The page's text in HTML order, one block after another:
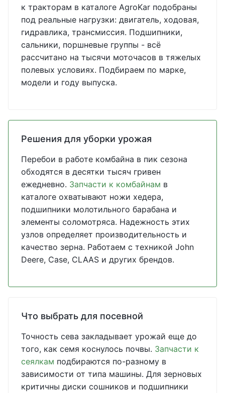
к тракторам в каталоге AgroKar подобраны
под реальные нагрузки: двигатель, ходовая,
гидравлика, трансмиссия. Подшипники,
сальники, поршневые группы - всё
рассчитано на тысячи моточасов в тяжелых
полевых условиях. Подбираем по марке,
модели и году выпуска.
Решения для уборки урожая
Перебои в работе комбайна в пик сезона
обходятся в десятки тысяч гривен
ежедневно. Запчасти к комбайнам в
каталоге охватывают ножи хедера,
подшипники молотильного барабана и
элементы соломотряса. Надежность этих
узлов определяет производительность и
качество зерна. Работаем с техникой John
Deere, Case, CLAAS и других брендов.
Что выбрать для посевной
Точность сева закладывает урожай еще до
того, как семя коснулось почвы. Запчасти к
сеялкам подбираются по-разному в
зависимости от типа машины. Для зерновых
критичны диски сошников и подшипники